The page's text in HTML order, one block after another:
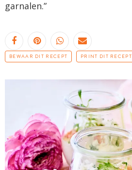
garnalen.”
BEWAAR DIT RECEPT PRINT DIT RECEPT